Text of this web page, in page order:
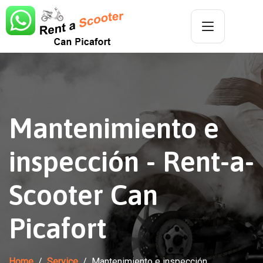
Mantenimiento e
inspección - Rent-a-
Scooter Can
Picafort